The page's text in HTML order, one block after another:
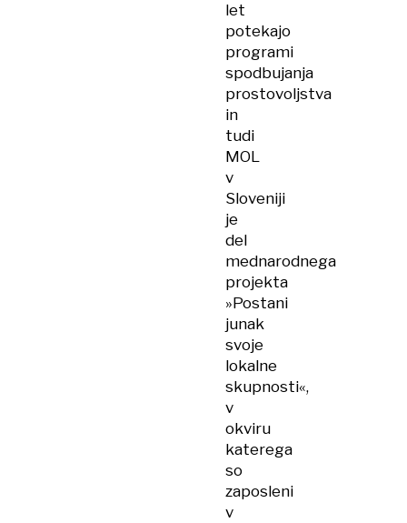
let
potekajo
programi
spodbujanja
prostovoljstva
in
tudi
MOL
v
Sloveniji
je
del
mednarodnega
projekta
»Postani
junak
svoje
lokalne
skupnosti«,
v
okviru
katerega
so
zaposleni
v